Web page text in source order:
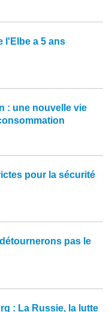
l'Elbe a 5 ans
: une nouvelle vie
pour la sécurité
pas le
: La Russie, la lutte